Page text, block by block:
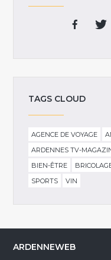
TAGS CLOUD
AGENCE DE VOYAGE
ARDENNES TV-
BIEN-ÊTRE
SPORTS
VIN
ARDENNEWEB